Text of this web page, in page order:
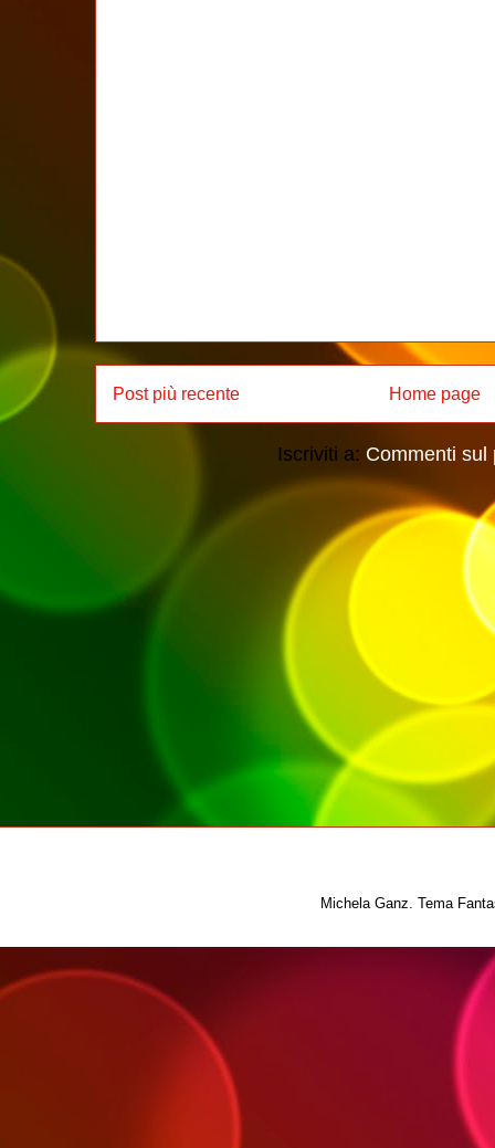
Post più recente Home page
Iscriviti a: Commenti sul
Michela Ganz. Tema